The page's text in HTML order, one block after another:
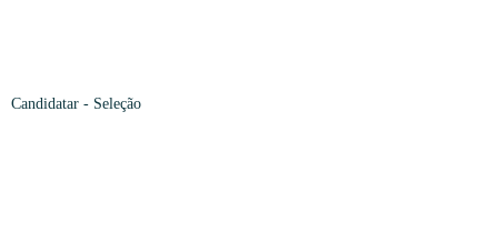
Candidatar - Seleção